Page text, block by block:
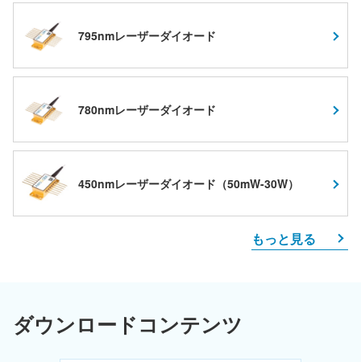
795nmレーザーダイオード
780nmレーザーダイオード
450nmレーザーダイオード（50mW-30W）
もっと見る
ダウンロードコンテンツ